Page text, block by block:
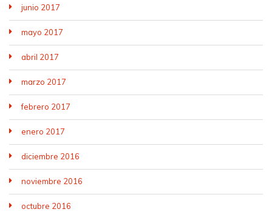
junio 2017
mayo 2017
abril 2017
marzo 2017
febrero 2017
enero 2017
diciembre 2016
noviembre 2016
octubre 2016